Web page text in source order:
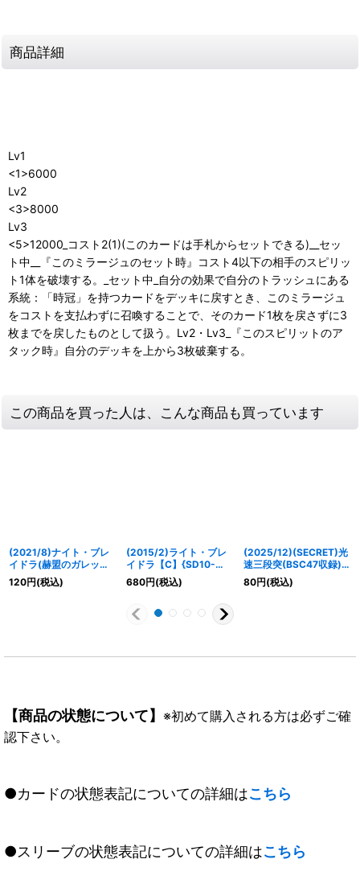
商品詳細
Lv1
<1>6000
Lv2
<3>8000
Lv3
<5>12000_コスト2(1)(このカードは手札からセットできる)__セッ
ト中__『このミラージュのセット時』コスト4以下の相手のスピリッ
ト1体を破壊する。_セット中_自分の効果で自分のトラッシュにある
系統：「時冠」を持つカードをデッキに戻すとき、このミラージュ
をコストを支払わずに召喚することで、そのカード1枚を戻さずに3
枚までを戻したものとして扱う。Lv2・Lv3_『このスピリットのア
タック時』自分のデッキを上から3枚破棄する。
この商品を買った人は、こんな商品も買っています
(2021/8)ナイト・ブレ
イドラ(赫盟のガレット
ロゴ)【C】{BS53-011}
《紫》
120円(税込)
(2015/2)ライト・ブレ
イドラ【C】{SD10-
001}《赤》
680円(税込)
(2025/12)(SECRET)光
速三段突(BSC47収録)
【R-SEC】{BS44-
RV010}《白》
80円(税込)
【商品の状態について】 ※初めて購入される方は必ずご確
認下さい。
●カードの状態表記についての詳細はこちら
●スリーブの状態表記についての詳細はこちら